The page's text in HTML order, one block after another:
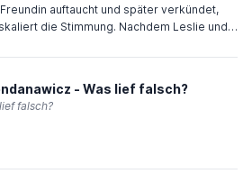
war und der Polizist nichts
er seinen Berufswunsch. Chris stellt ihn
auftaucht und später verkündet,
die Stimmung. Nachdem Leslie und
Hochzeit zu kommen. Chris hat bei der
pitcht seinen Kleidungsverleih an Ron. Zur
durchgearbeitet. Ron gibt ihm das Geld,
Ralphio gefeuert hat.
- Was lief falsch?
falsch?